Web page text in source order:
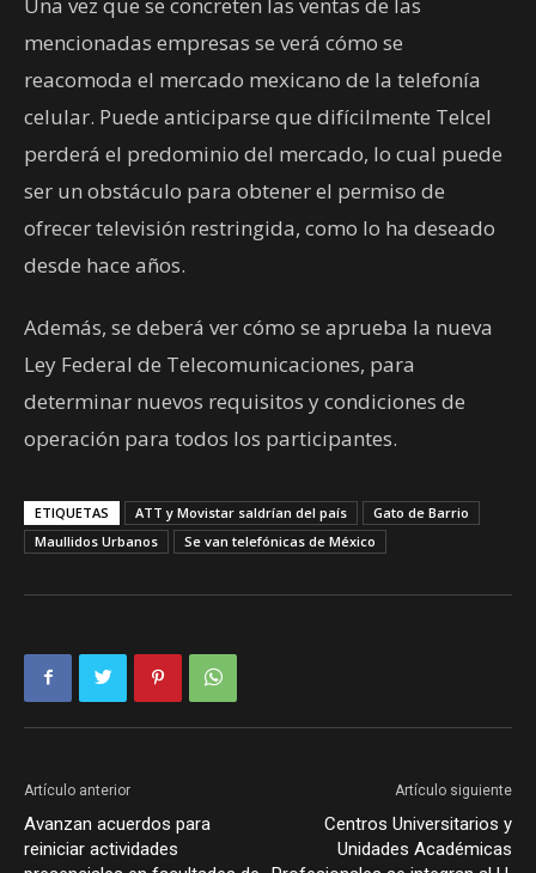
mencionadas empresas se verá cómo se
reacomoda el mercado mexicano de la telefonía
celular. Puede anticiparse que difícilmente Telcel
perderá el predominio del mercado, lo cual puede
ser un obstáculo para obtener el permiso de
ofrecer televisión restringida, como lo ha deseado
desde hace años.
Además, se deberá ver cómo se aprueba la nueva
Ley Federal de Telecomunicaciones, para
determinar nuevos requisitos y condiciones de
operación para todos los participantes.
ETIQUETAS ATT y Movistar saldrían del país
Gato de Barrio
Maullidos Urbanos
Se van telefónicas de México
Artículo anterior
Avanzan acuerdos para
reiniciar actividades
Artículo siguiente
Centros Universitarios y
Unidades Académicas